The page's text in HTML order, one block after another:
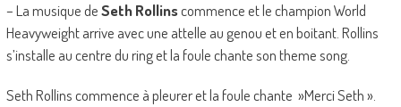
– La musique deSeth Rollinscommence et le champion World
Heavyweight arrive avec une attelle au genou et en boitant. Rollins
s’installe au centre du ring et la foule chante son theme song.
Seth Rollins commence à pleurer et la foule chante »Merci Seth ».